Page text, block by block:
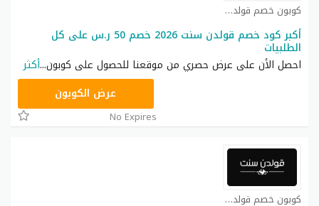
كوبون خصم قولدن سنت كوبون
أكبر كود خصم قولدن سنت 2026 خصم 50 ر.س على كل
الطلبيات
احصل الأن على عرض حصري من موقعنا للحصول على كوبون...أكثر
عرض الكوبون
No Expires
كوبون خصم قولدن سنت كوبون